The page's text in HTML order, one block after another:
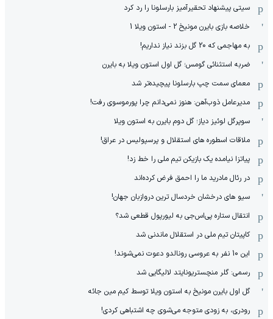
سیتی پیشنهاد تحقیرآمیز بارسلونا را رد کرد
خلاصه بازی بایرن مونیخ 2 - استون ویلا 1
به مهاجمی که 20 گل بزند نیاز نداریم!
ضربه استثنائی گومس؛ گل اول استون ویلا به بایرن
معمای سمت چپ بارسلونا پیچیده‌تر شد
مدیرعامل ذوب‌آهن: هنوز نمی‌دانم چرا پورموسوی رفت!
سوپرگل لوئیز دیاز؛ گل دوم بایرن به استون ویلا
ملاقات اسطوره های استقلال و پرسپولیس در عراق!
پیاتزا نیامده یک بازیکن تیم ملی را خط زد!
در رئال مادرید ما را احمق فرض کرده‌اند
سیو های درخشان خردسال ترین دروازبان جهان!
انتقال ستاره پی‌اس‌جی به لیورپول قطعی شد؟
کاپیتان تیم ملی در استقلال ماندنی شد
این 10 نفر به عروسی رونالدو دعوت نمی‌شوند!
رسمی: گلر منچستریونایتد لالیگایی شد
گل اول بایرن مونیخ به استون ویلا توسط کیم مین جائه
رودری، به زودی متوجه می‌شوی چه اشتباهی کردی!